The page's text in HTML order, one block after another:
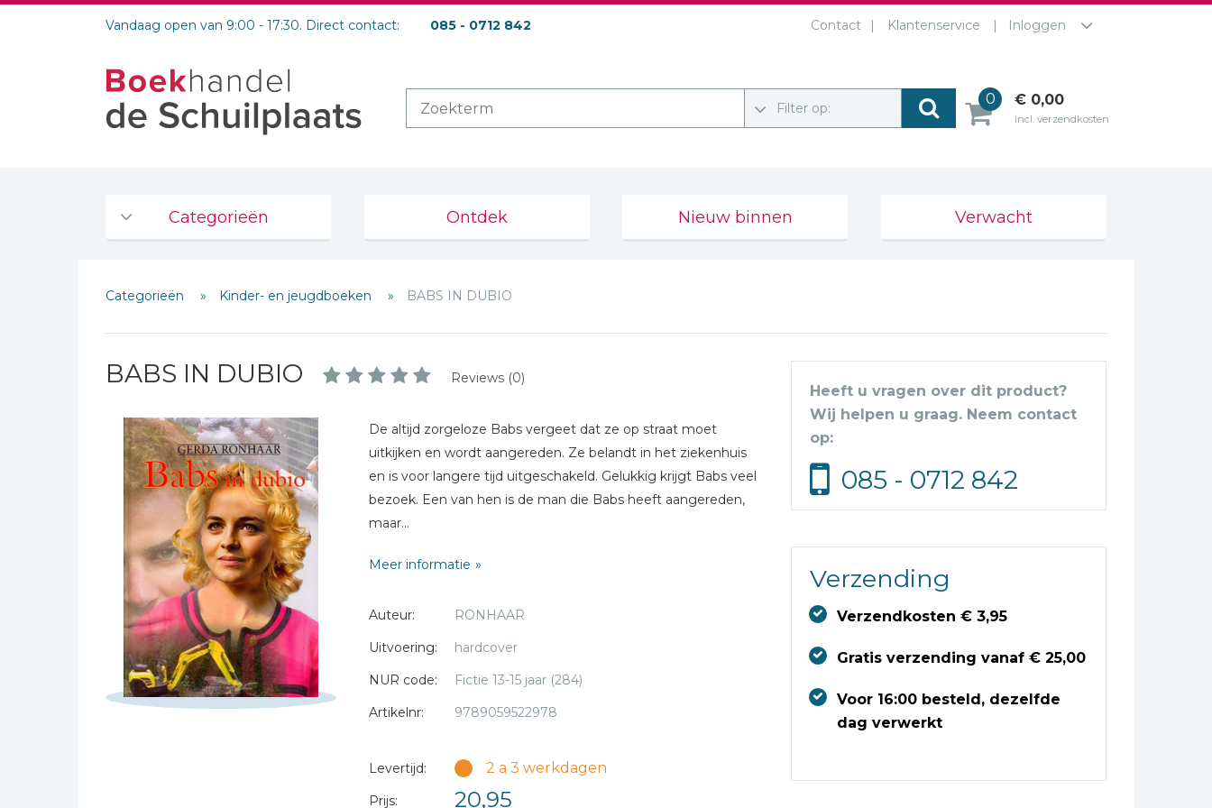
Vandaag open van 9:00 - 17:30. Direct contact: 085 - 0712 842 Contact Klantenservice Inloggen
Filter op:
0 € 0,00
incl. verzendkosten
Categorieën
De Bijbel
Bijbelse Dagboeken 2026
Bijbelstudie groepen
Bibles Foreign
Languages
Bijbelstudie
Geloof, duurzaamheid
en mileu
Benodigdheden voor
kerken
Christelijke spellen
Christelijke stripboeken
Eten en koken
Evangelisatiemateriaal
Geschiedenis
Ontdek Nieuw binnen Verwacht
Categorieën Kinder- en jeugdboeken BABS IN DUBIO
BABS IN DUBIO Reviews (0)
De altijd zorgeloze Babs vergeet dat ze op straat moet
uitkijken en wordt aangereden. Ze belandt in het ziekenhuis
en is voor langere tijd uitgeschakeld. Gelukkig krijgt Babs veel
bezoek. Een van hen is de man die Babs heeft aangereden,
maar...
Meer informatie
Auteur:
RONHAAR
Uitvoering:
hardcover
NUR code:
Fictie 13-15 jaar (284)
Artikelnr:
9789059522978
Levertijd: 2 a 3 werkdagen
Prijs: 20,95
Heeft u vragen over dit product?
Wij helpen u graag. Neem contact
op:
085 - 0712 842
Verzending
Verzendkosten € 3,95
Gratis verzending vanaf € 25,00
Voor 16:00 besteld, dezelfde
dag verwerkt
Schrijf hieronder je review!
Sterren
Naam *
Titel *
Bericht *